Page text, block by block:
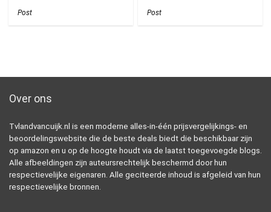
Post Post
Over ons
Tvlandvancuijk.nl is een moderne alles-in-één prijsvergelijkings- en
beoordelingswebsite die de beste deals biedt die beschikbaar zijn
op amazon en u op de hoogte houdt via de laatst toegevoegde blogs.
Alle afbeeldingen zijn auteursrechtelijk beschermd door hun
respectievelijke eigenaren. Alle geciteerde inhoud is afgeleid van hun
respectievelijke bronnen.